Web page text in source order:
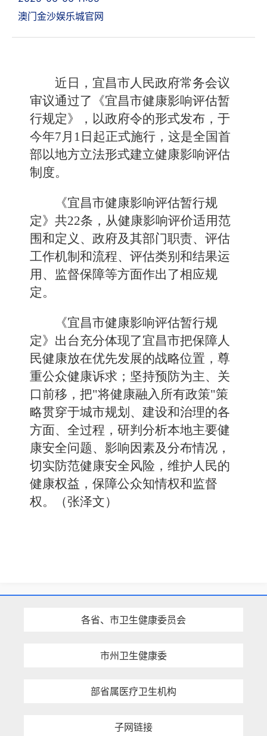
澳门金沙娱乐城官网
近日，宜昌市人民政府常务会议
审议通过了《宜昌市健康影响评估暂
行规定》，以政府令的形式发布，于
今年7月1日起正式施行，这是全国首
部以地方立法形式建立健康影响评估
制度。
《宜昌市健康影响评估暂行规
定》共22条，从健康影响评价适用范
围和定义、政府及其部门职责、评估
工作机制和流程、评估类别和结果运
用、监督保障等方面作出了相应规
定。
《宜昌市健康影响评估暂行规
定》出台充分体现了宜昌市把保障人
民健康放在优先发展的战略位置，尊
重公众健康诉求；坚持预防为主、关
口前移，把"将健康融入所有政策"策
略贯穿于城市规划、建设和治理的各
方面、全过程，研判分析本地主要健
康安全问题、影响因素及分布情况，
切实防范健康安全风险，维护人民的
健康权益，保障公众知情权和监督
权。（张泽文）
各省、市卫生健康委员会
市州卫生健康委
部省属医疗卫生机构
子网链接